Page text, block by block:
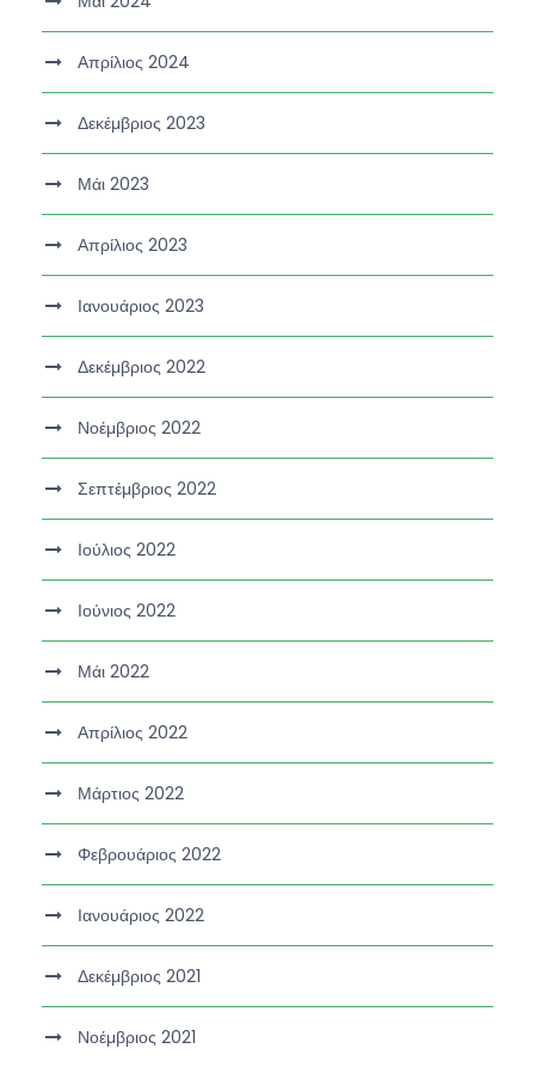
Απρίλιος 2024
Δεκέμβριος 2023
Μάι 2023
Απρίλιος 2023
Ιανουάριος 2023
Δεκέμβριος 2022
Νοέμβριος 2022
Σεπτέμβριος 2022
Ιούλιος 2022
Ιούνιος 2022
Μάι 2022
Απρίλιος 2022
Μάρτιος 2022
Φεβρουάριος 2022
Ιανουάριος 2022
Δεκέμβριος 2021
Νοέμβριος 2021